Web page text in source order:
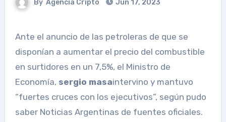
By Agencia Cripto Jun 17, 2023
Ante el anuncio de las petroleras de que se
disponían a aumentar el precio del combustible
en surtidores en un 7,5%, el Ministro de
Economía, sergio masaintervino y mantuvo
“fuertes cruces con los ejecutivos”, según pudo
saber Noticias Argentinas de fuentes oficiales.